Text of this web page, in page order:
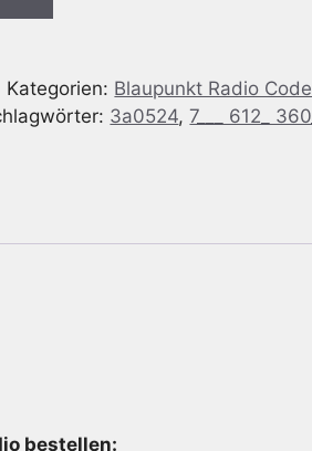
Kategorien: Blaupunkt Radio Code
3a0524,7___ 612_ 360_
bestellen: